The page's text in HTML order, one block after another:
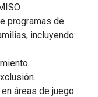
programas de
incluyendo:
áreas de juego.